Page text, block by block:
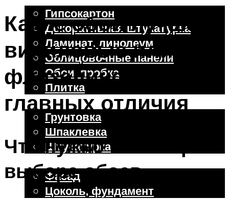
Гипсокартон
Декоративная штукатурка
Ламинат, линолеум
Облицовочные панели
Обои, пробка
Плитка
Отделочные работы
Грунтовка
Шпаклевка
Штукатурка
Внешняя отделка
Фасад
Цоколь, фундамент
Какие обои лучше,
виниловые или
флизелиновые – 3
главных отличия
Что нужно знать при
выборе обоев